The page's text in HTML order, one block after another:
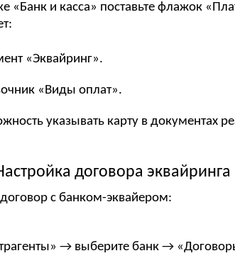
«Банк и касса» поставьте флажок
«Эквайринг».
«Виды оплат».
указывать карту в документах
договора эквайринга
с банком-эквайером:
→ выберите банк →